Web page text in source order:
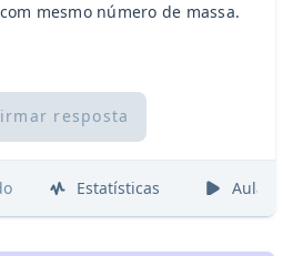
mesmo número de massa.
resposta
Estatísticas Aulas